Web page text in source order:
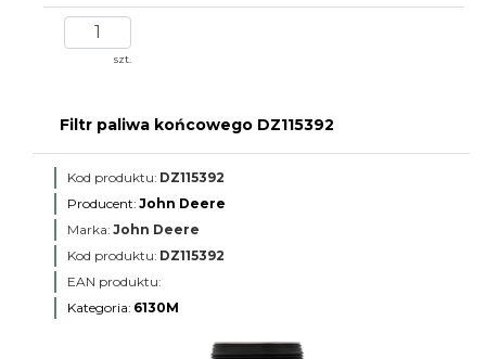
szt.
Filtr paliwa końcowego DZ115392
Kod produktu: DZ115392
Producent: John Deere
Marka: John Deere
Kod produktu: DZ115392
EAN produktu:
Kategoria: 6130M